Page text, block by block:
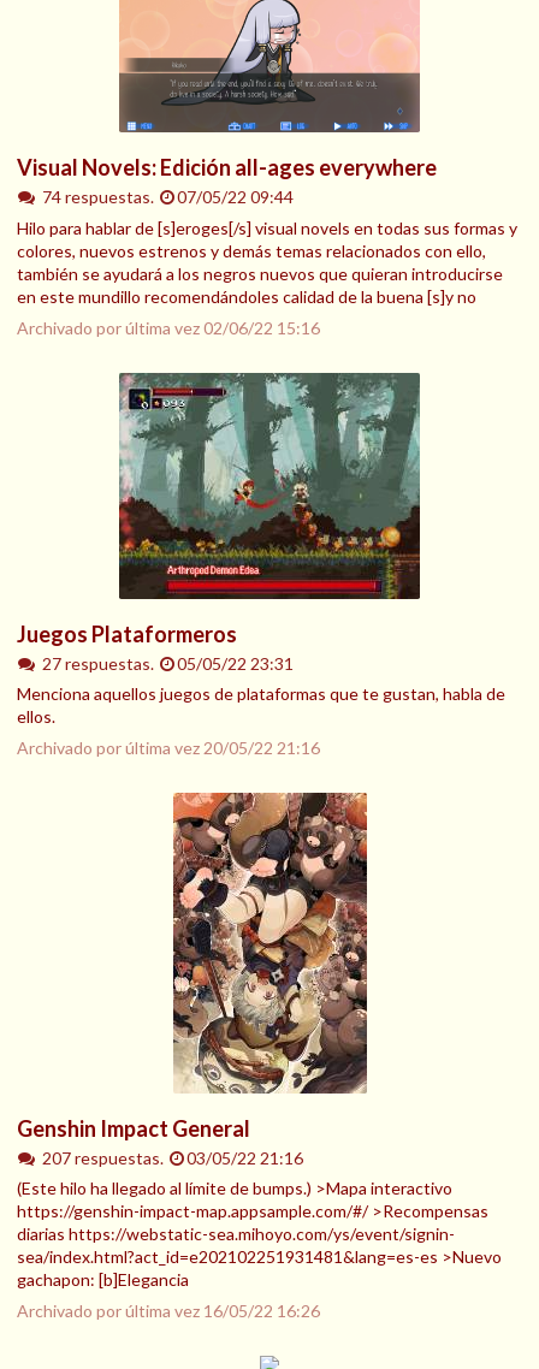
Visual Novels: Edición all-ages everywhere
74 respuestas.
07/05/22 09:44
Hilo para hablar de [s]eroges[/s] visual novels en todas sus formas y
colores, nuevos estrenos y demás temas relacionados con ello,
también se ayudará a los negros nuevos que quieran introducirse
en este mundillo recomendándoles calidad de la buena [s]y no
Archivado por última vez02/06/22 15:16
Juegos Plataformeros
27 respuestas.
05/05/22 23:31
Menciona aquellos juegos de plataformas que te gustan, habla de
ellos.
Archivado por última vez 20/05/22 21:16
Genshin Impact General
207 respuestas.
03/05/22 21:16
(Este hilo ha llegado al límite de bumps.) >Mapa interactivo
https://genshin-impact-map.appsample.com/#/ >Recompensas
diarias https://webstatic-sea.mihoyo.com/ys/event/signin-
sea/index.html?act_id=e202102251931481&lang=es-es >Nuevo
gachapon: [b]Elegancia
Archivado por última vez 16/05/22 16:26